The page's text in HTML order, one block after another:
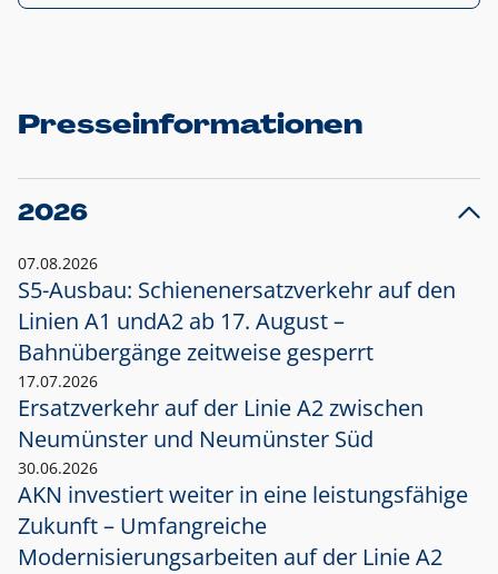
Presseinformationen
2026
07.08.2026
S5-Ausbau: Schienenersatzverkehr auf den
Linien A1 undA2 ab 17. August –
Bahnübergänge zeitweise gesperrt
17.07.2026
Ersatzverkehr auf der Linie A2 zwischen
Neumünster und Neumünster Süd
30.06.2026
AKN investiert weiter in eine leistungsfähige
Zukunft – Umfangreiche
Modernisierungsarbeiten auf der Linie A2